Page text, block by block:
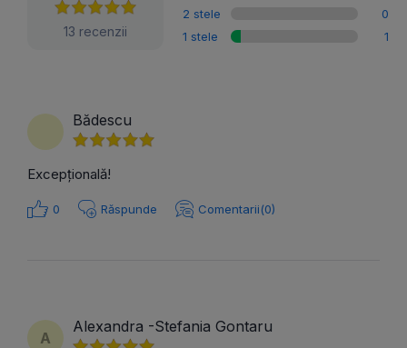
13 recenzii
2 stele
0
1 stele
1
Bădescu
Excepțională!
0 Răspunde Comentarii(0)
A
Alexandra -Stefania Gontaru